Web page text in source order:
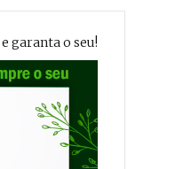
garanta o seu!